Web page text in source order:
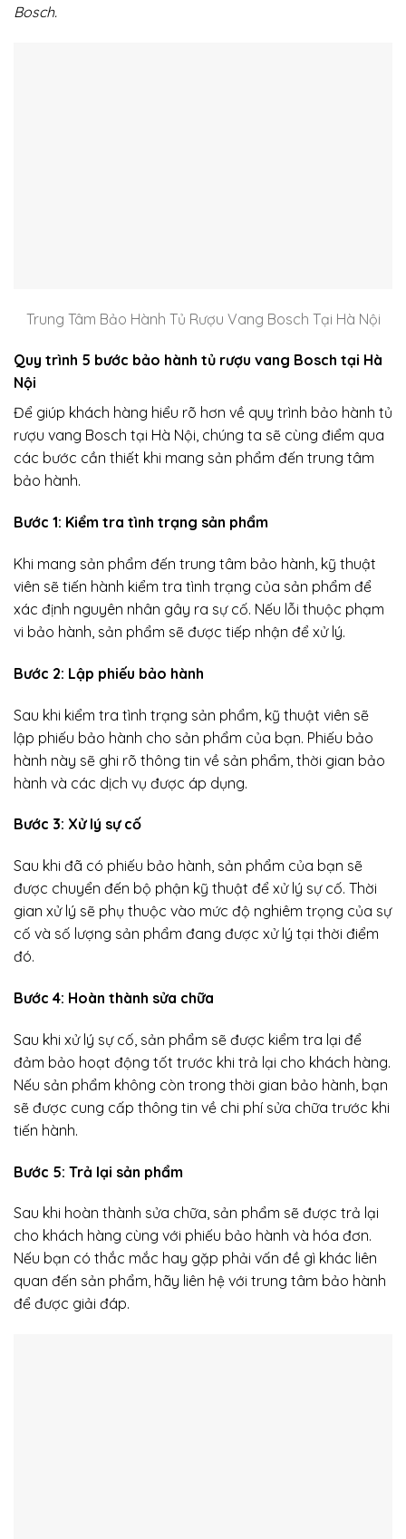
Bosch.
Trung Tâm Bảo Hành Tủ Rượu Vang Bosch Tại Hà Nội
Quy trình 5 bước bảo hành tủ rượu vang Bosch tại Hà
Nội
Để giúp khách hàng hiểu rõ hơn về quy trình bảo hành tủ
rượu vang Bosch tại Hà Nội, chúng ta sẽ cùng điểm qua
các bước cần thiết khi mang sản phẩm đến trung tâm
bảo hành.
Bước 1: Kiểm tra tình trạng sản phẩm
Khi mang sản phẩm đến trung tâm bảo hành, kỹ thuật
viên sẽ tiến hành kiểm tra tình trạng của sản phẩm để
xác định nguyên nhân gây ra sự cố. Nếu lỗi thuộc phạm
vi bảo hành, sản phẩm sẽ được tiếp nhận để xử lý.
Bước 2: Lập phiếu bảo hành
Sau khi kiểm tra tình trạng sản phẩm, kỹ thuật viên sẽ
lập phiếu bảo hành cho sản phẩm của bạn. Phiếu bảo
hành này sẽ ghi rõ thông tin về sản phẩm, thời gian bảo
hành và các dịch vụ được áp dụng.
Bước 3: Xử lý sự cố
Sau khi đã có phiếu bảo hành, sản phẩm của bạn sẽ
được chuyển đến bộ phận kỹ thuật để xử lý sự cố. Thời
gian xử lý sẽ phụ thuộc vào mức độ nghiêm trọng của sự
cố và số lượng sản phẩm đang được xử lý tại thời điểm
đó.
Bước 4: Hoàn thành sửa chữa
Sau khi xử lý sự cố, sản phẩm sẽ được kiểm tra lại để
đảm bảo hoạt động tốt trước khi trả lại cho khách hàng.
Nếu sản phẩm không còn trong thời gian bảo hành, bạn
sẽ được cung cấp thông tin về chi phí sửa chữa trước khi
tiến hành.
Bước 5: Trả lại sản phẩm
Sau khi hoàn thành sửa chữa, sản phẩm sẽ được trả lại
cho khách hàng cùng với phiếu bảo hành và hóa đơn.
Nếu bạn có thắc mắc hay gặp phải vấn đề gì khác liên
quan đến sản phẩm, hãy liên hệ với trung tâm bảo hành
để được giải đáp.